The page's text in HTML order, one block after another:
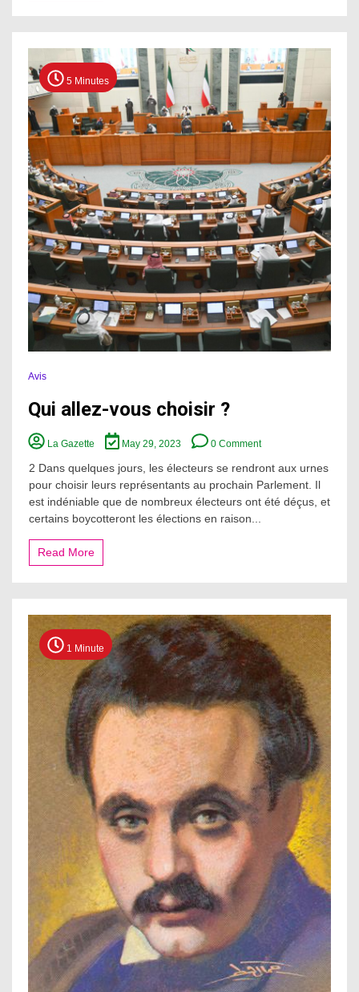
heures
de
Paris
5 Minutes
Avis
Qui allez-vous choisir ?
La Gazette May 29, 2023 0 CommentQui
allez-
vous
?
2 Dans quelques jours, les électeurs se rendront aux urnes
pour choisir leurs représentants au prochain Parlement. Il
est indéniable que de nombreux électeurs ont été déçus, et
certains boycotteront les élections en raison...
Read More
1 Minute